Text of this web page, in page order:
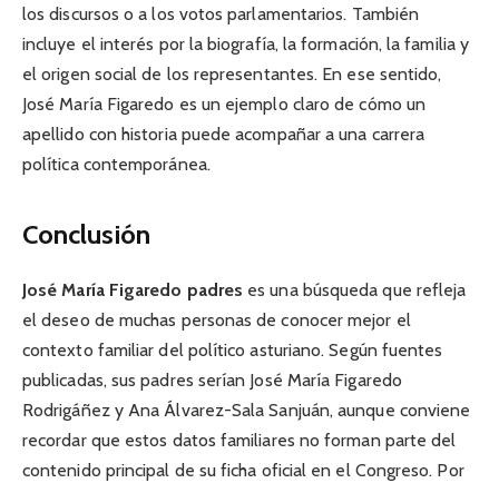
los discursos o a los votos parlamentarios. También
incluye el interés por la biografía, la formación, la familia y
el origen social de los representantes. En ese sentido,
José María Figaredo es un ejemplo claro de cómo un
apellido con historia puede acompañar a una carrera
política contemporánea.
Conclusión
José María Figaredo padres es una búsqueda que refleja
el deseo de muchas personas de conocer mejor el
contexto familiar del político asturiano. Según fuentes
publicadas, sus padres serían José María Figaredo
Rodrigáñez y Ana Álvarez-Sala Sanjuán, aunque conviene
recordar que estos datos familiares no forman parte del
contenido principal de su ficha oficial en el Congreso. Por